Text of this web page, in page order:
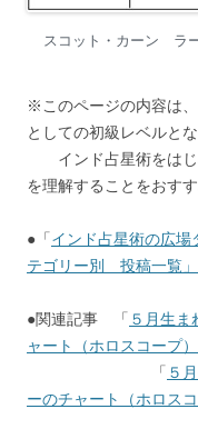
スコット・カーン ラ
※このページの内容は
としての初級レベルとな
インド占星術をはじ
を理解することをおすす
●「インド占星術の広
テゴリー別 投稿一覧」
●関連記事 「 ５月生
ャート（ホロスコー
「 ５
ーのチャート（ホロ